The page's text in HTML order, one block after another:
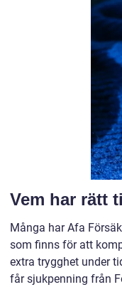
Vem har rätt
Många har Afa
som finns för att
extra trygghet under
får sjukpenning från